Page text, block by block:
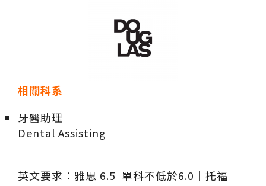
相關科系
牙醫助理
Dental Assisting
英文要求：雅思 6.5 單科不低於6.0｜托福